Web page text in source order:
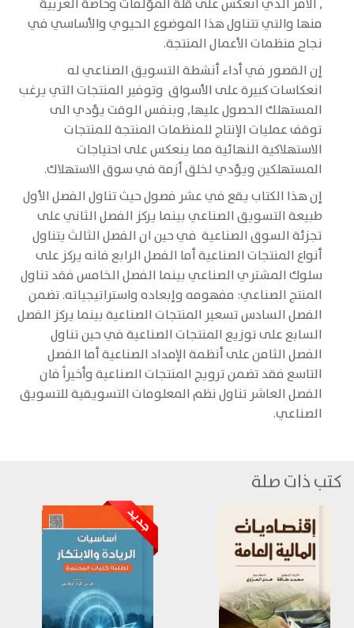
, الأمر الذي انعكس على قلة المؤلفات وخاصة العربية
منها والتي تتناول هذا الموضوع الحيوي والأساسي في
نجاح منظمات الأعمال المنتجة.
إن القصور في أداء أنشطة التسويق الصناعي له
انعكاسات كبيرة على الأسواق وتوفير المنتجات التي يرغب
المستهلك الحصول عليها, وبنفس الوقت يؤدي الى
توقف عمليات الإنتاج للمنظمات المنتجة للمنتجات
الاستهلاكية النهائية مما ينعكس على احتياجات
المستهلكين ويؤدي لخلق أزمة في سوق الاستهلاك.
إن هذا الكتاب يقع في عشر فصول حيث تناول الفصل الأول
طبيعة التسويق الصناعي بينما يركز الفصل الثاني على
تجزئة السوق الصناعية في حين ان الفصل الثالث يتناول
أنواع المنتجات الصناعية أما الفصل الرابع فانه يركز على
سلوك المشتري الصناعي بينما الفصل الخامس فقد تناول
المنتج الصناعي: مفهومه وإبعاده واستراتيجياته. تضمن
الفصل السادس تسعير المنتجات الصناعية بينما يركز الفصل
السابع على توزيع المنتجات الصناعية في حين تناول
الفصل الثامن على أنظمة الإمداد الصناعية أما الفصل
التاسع فقد تضمن ترويج المنتجات الصناعية وأخيراً فان
الفصل العاشر تناول نظم المعلومات التسويقية للتسويق
الصناعي.
كتب ذات صلة